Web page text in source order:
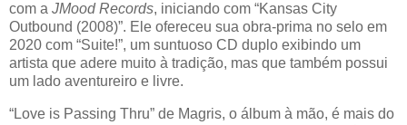
com a JMood Records, iniciando com “Kansas City
Outbound (2008)”. Ele ofereceu sua obra-prima no selo em
2020 com “Suite!”, um suntuoso CD duplo exibindo um
artista que adere muito à tradição, mas que também possui
um lado aventureiro e livre.
“Love is Passing Thru” de Magris, o álbum à mão, é mais do